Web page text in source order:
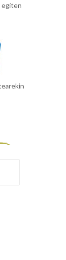
egiten